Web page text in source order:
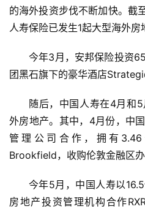
的海外投资步伐不断加快。截
人寿保险已发生1起大型海外房
今年3月，安邦保险投资
团黑石旗下的豪华酒店
随后，中国人寿在4月和
外房地产。其中，4月份，中
管理公司合作，拥有
Brookfield，收购伦敦金融区
今年5月，中国人寿以
房地产投资管理机构合作